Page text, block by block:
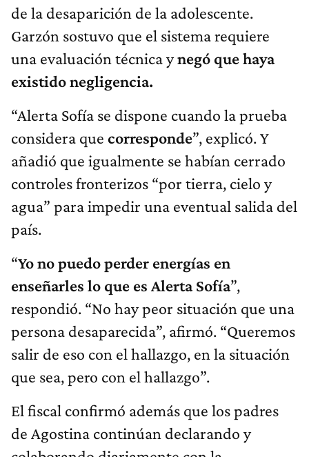
de la desaparición de la adolescente.
Garzón sostuvo que el sistema requiere
una evaluación técnica ynegó que haya
existido negligencia.
“Alerta Sofía se dispone cuando la prueba
considera que corresponde”, explicó. Y
añadió que igualmente se habían cerrado
controles fronterizos “por tierra, cielo y
agua” para impedir una eventual salida del
país.
“Yo no puedo perder energías en
enseñarles lo que es Alerta Sofía”,
respondió. “No hay peor situación que una
persona desaparecida”, afirmó. “Queremos
salir de eso con el hallazgo, en la situación
que sea, pero con el hallazgo”.
El fiscal confirmó además que los padres
de Agostina continúan declarando y